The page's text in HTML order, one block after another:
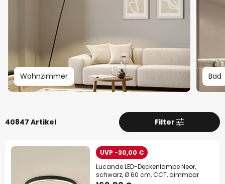
Wohnzimmer Bad
40847 Artikel Filter
UVP -30,00 €
Lucande LED-Deckenlampe Neor,
schwarz, Ø 60 cm, CCT, dimmbar